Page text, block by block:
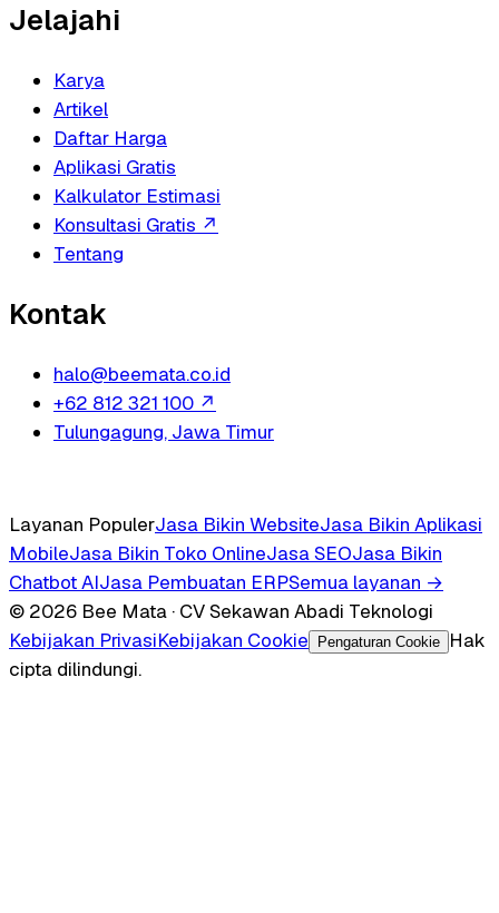
Jelajahi
Karya
Artikel
Daftar Harga
Aplikasi Gratis
Kalkulator Estimasi
Konsultasi Gratis ↗
Tentang
Kontak
halo@beemata.co.id
+62 812 321 100 ↗
Tulungagung, Jawa Timur
Layanan PopulerJasa Bikin WebsiteJasa Bikin Aplikasi
MobileJasa Bikin Toko OnlineJasa SEOJasa Bikin
Chatbot AIJasa Pembuatan ERPSemua layanan →
© 2026 Bee Mata · CV Sekawan Abadi Teknologi
Kebijakan PrivasiKebijakan Cookie Pengaturan Cookie
Hak
cipta dilindungi.